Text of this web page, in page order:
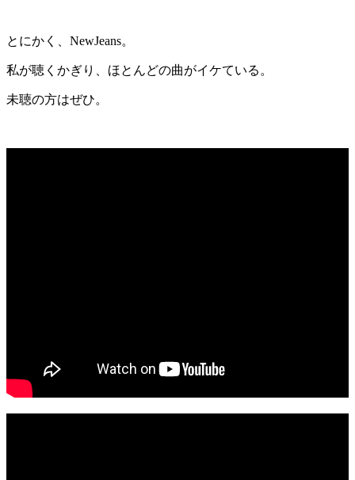
とにかく、NewJeans。
私が聴くかぎり、ほとんどの曲がイケている。
未聴の方はぜひ。